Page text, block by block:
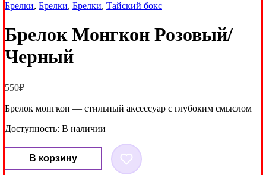
Брелки, Брелки, Брелки, Тайский бокс
Брелок Монгкон Розовый/
Черный
550₽
Брелок монгкон — стильный аксессуар с глубоким смыслом
Доступность: В наличии
Количество
Брелок
В корзину